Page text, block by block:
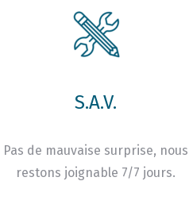
S.A.V.
Pas de mauvaise surprise, nous
restons joignable 7/7 jours.